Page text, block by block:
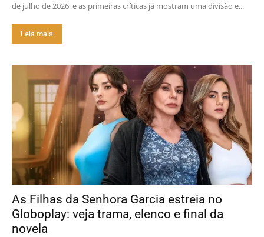
de julho de 2026, e as primeiras críticas já mostram uma divisão e...
Leia mais
As Filhas da Senhora Garcia estreia no
Globoplay: veja trama, elenco e final da
novela